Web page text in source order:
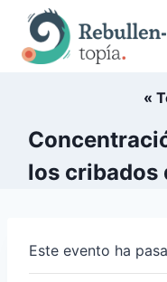
Saltar
contenido
«
los cribados
Este evento ha